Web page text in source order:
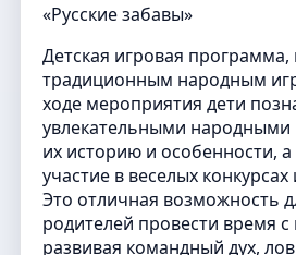
«Русские забавы»
Детская игровая
традиционным народным
ходе мероприятия дети
увлекательными народными
их историю и особенности,
участие в веселых конкурсах
Это отличная возможность
родителей провести время с
развивая командный дух,